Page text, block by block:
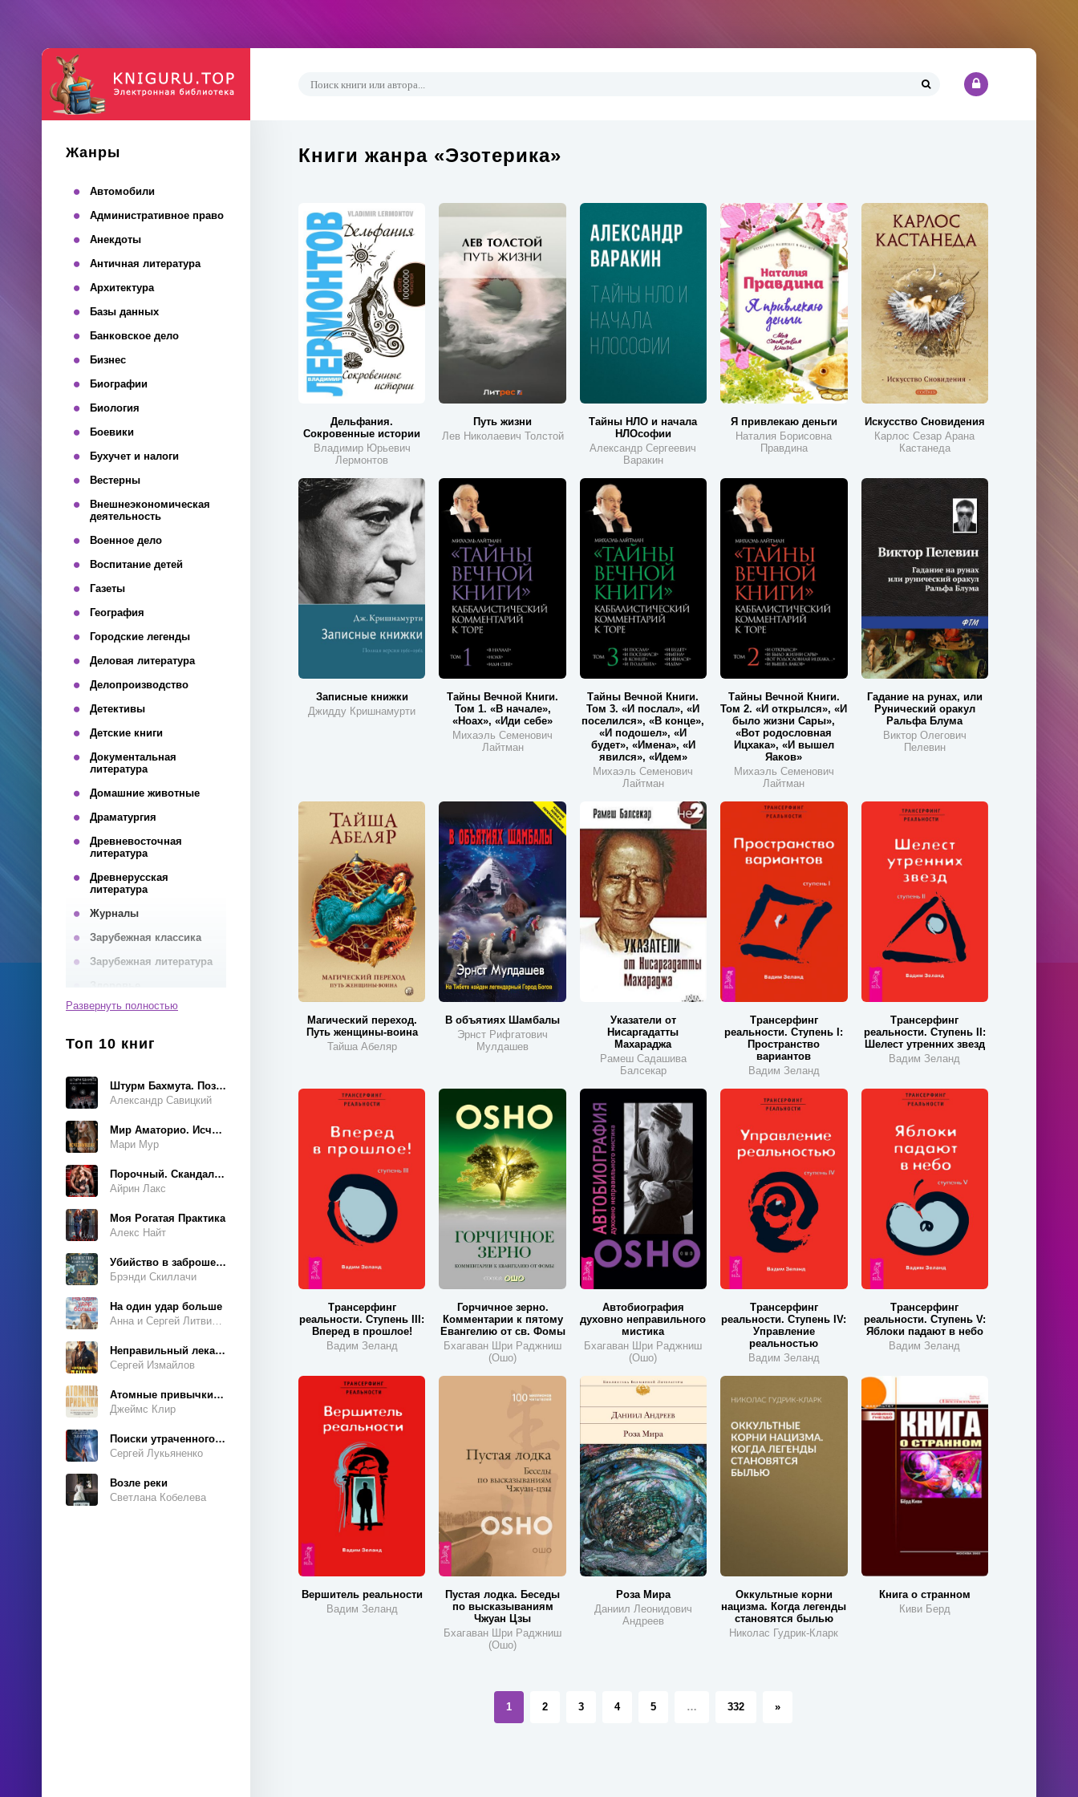
Жанры
Автомобили
Административное право
Анекдоты
Античная литература
Архитектура
Базы данных
Банковское дело
Бизнес
Биографии
Биология
Боевики
Бухучет и налоги
Вестерны
Внешнеэкономическая
деятельность
Военное дело
Воспитание детей
Газеты
География
Городские легенды
Деловая литература
Делопроизводство
Детективы
Детские книги
Документальная
литература
Домашние животные
Драматургия
Древневосточная
литература
Древнерусская
литература
Журналы
Зарубежная классика
Зарубежная литература
Здоровье
Инвестиции
История
Карьера
Киберпанк
Кино и театр
Книги о войне
Контркультура
Криминология
Критика
Кулинария
Культурология
Литература 18 века
Литература 19 века
Литература 20 века
Любовные романы
Маркетинг и реклама
Мифы и легенды
Развернуть полностью
Топ 10 книг
Штурм Бахмута. Позывной «Констебль»
Александр Савицкий
Мир Аматорио. Исчезнувшая
Мари Мур
Порочный. Скандальный роман
Айрин Лакс
Моя Рогатая Практика
Алекс Найт
Убийство в заброшенном поместье
Брэнди Скиллачи
На один удар больше
Неправильный лекарь
Сергей Измайлов
Атомные привычки. Как приобрести хорошие привычки и избавиться от плохих
Джеймс Клир
Поиски утраченного завтра
Сергей Лукьяненко
Возле реки
Светлана Кобелева
Книги жанра «Эзотерика»
Дельфания.
Сокровенные истории
Владимир Юрьевич
Лермонтов
Путь жизни
Лев Николаевич Толстой
Тайны НЛО и начала
НЛОсофии
Александр Сергеевич
Варакин
Я привлекаю деньги
Наталия Борисовна
Правдина
Искусство Сновидения
Карлос Сезар Арана
Кастанеда
Записные книжки
Джидду Кришнамурти
Тайны Вечной Книги.
Том 1. «В начале»,
«Ноах», «Иди себе»
Михаэль Семенович
Лайтман
Тайны Вечной Книги.
Том 3. «И послал», «И
поселился», «В конце»,
«И подошел», «И
будет», «Имена», «И
явился», «Идем»
Михаэль Семенович
Лайтман
Тайны Вечной Книги.
Том 2. «И открылся», «И
было жизни Сары»,
«Вот родословная
Ицхака», «И вышел
Яаков»
Михаэль Семенович
Лайтман
Гадание на рунах, или
Рунический оракул
Ральфа Блума
Виктор Олегович
Пелевин
Магический переход.
Путь женщины-воина
Тайша Абеляр
В объятиях Шамбалы
Эрнст Рифгатович
Мулдашев
Указатели от
Нисаргадатты
Махараджа
Рамеш Садашива
Балсекар
Трансерфинг
реальности. Ступень I:
Пространство
вариантов
Вадим Зеланд
Трансерфинг
реальности. Ступень II:
Шелест утренних звезд
Вадим Зеланд
Трансерфинг
реальности. Ступень III:
Вперед в прошлое!
Вадим Зеланд
Горчичное зерно.
Комментарии к пятому
Евангелию от св. Фомы
Бхагаван Шри Раджниш
(Ошо)
Автобиография
духовно неправильного
мистика
Бхагаван Шри Раджниш
(Ошо)
Трансерфинг
реальности. Ступень IV:
Управление
реальностью
Вадим Зеланд
Трансерфинг
реальности. Ступень V:
Яблоки падают в небо
Вадим Зеланд
Вершитель реальности
Вадим Зеланд
Пустая лодка. Беседы
по высказываниям
Чжуан Цзы
Бхагаван Шри Раджниш
(Ошо)
Роза Мира
Даниил Леонидович
Андреев
Оккультные корни
нацизма. Когда легенды
становятся былью
Николас Гудрик-Кларк
Книга о странном
Киви Берд
1 2 3 4 5 … 332 »